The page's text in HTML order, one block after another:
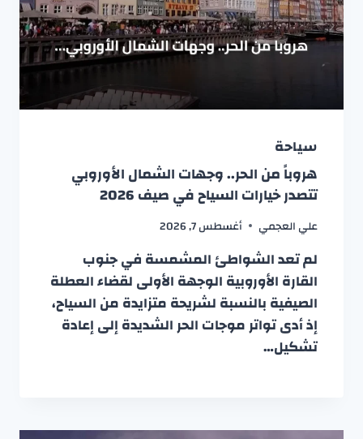
سياحة
هروباً من الحر.. وجهات الشمال الأوروبي
تتصدر خيارات السياح في صيف 2026
علي العجمي أغسطس 7, 2026
لم تعد الشواطئ المشمسة في جنوب
القارة الأوروبية الوجهة الأولى لقضاء العطلة
الصيفية بالنسبة لشريحة متزايدة من السياح،
إذ أدى تواتر موجات الحر الشديدة إلى إعادة
تشكيل…